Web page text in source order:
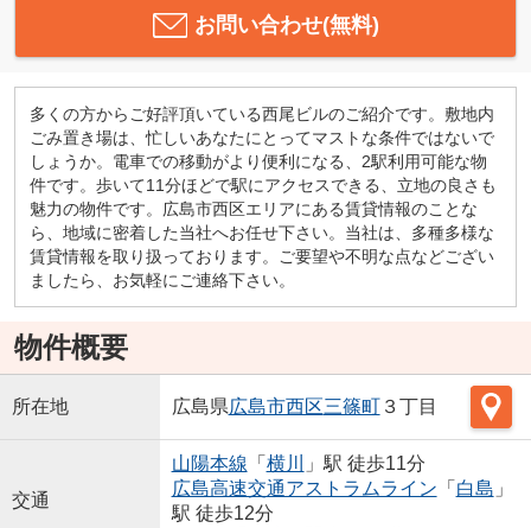
お問い合わせ(無料)
多くの方からご好評頂いている西尾ビルのご紹介です。敷地内
ごみ置き場は、忙しいあなたにとってマストな条件ではないで
しょうか。電車での移動がより便利になる、2駅利用可能な物
件です。歩いて11分ほどで駅にアクセスできる、立地の良さも
魅力の物件です。広島市西区エリアにある賃貸情報のことな
ら、地域に密着した当社へお任せ下さい。当社は、多種多様な
賃貸情報を取り扱っております。ご要望や不明な点などござい
ましたら、お気軽にご連絡下さい。
物件概要
所在地 広島県広島市西区三篠町３丁目
交通
山陽本線 「 横川
」駅 徒歩11分
広島高速交通アストラムライン 「 白島 」
駅 徒歩12分